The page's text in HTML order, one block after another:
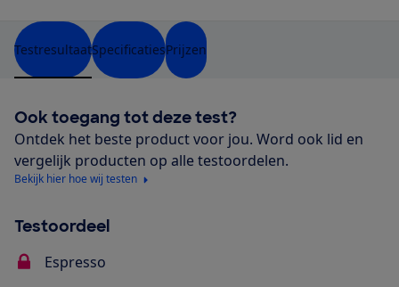
TestresultaatSpecificatiesPrijzen
Ook toegang tot deze test?
Ontdek het beste product voor jou. Word ook lid en
vergelijk producten op alle testoordelen.
Bekijk hier hoe wij testen
Testoordeel
Espresso